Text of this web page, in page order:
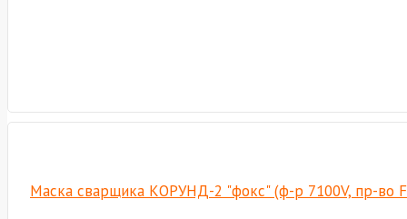
Маска сварщика КОРУНД-2 "фокс" (ф-р 7100V, пр-во